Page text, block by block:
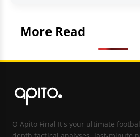
More Read
O Apito Final It's your ultimate